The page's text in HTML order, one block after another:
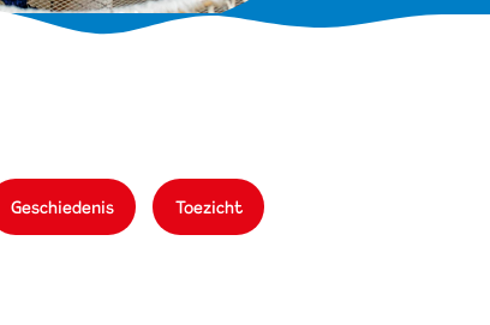
Geschiedenis Toezicht